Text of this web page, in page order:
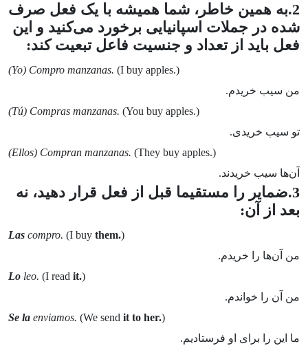
2.به همین خاطر، شما همیشه با یک فعل صرف
شده در جملات اسپانیایی برخورد می‌کنید و این
فعل باید از تعداد و جنسیت فاعل تبعیت کند:
(Yo) Compro manzanas. (I buy apples.)
من سیب خریدم.
(Tú) Compras manzanas. (You buy apples.)
تو سیب خریدی.
(Ellos) Compran manzanas. (They buy apples.)
آن‌ها سیب خریدند.
3.ضمایر را مستقیما قبل از فعل قرار دهید، نه
بعد از آن:
Las compro. (I buy them.)
من آن‌‌ها را خریدم.
Lo leo. (I read it.)
من آن را خواندم.
Se la enviamos. (We send it to her.)
ما این را برای او فرستادیم.